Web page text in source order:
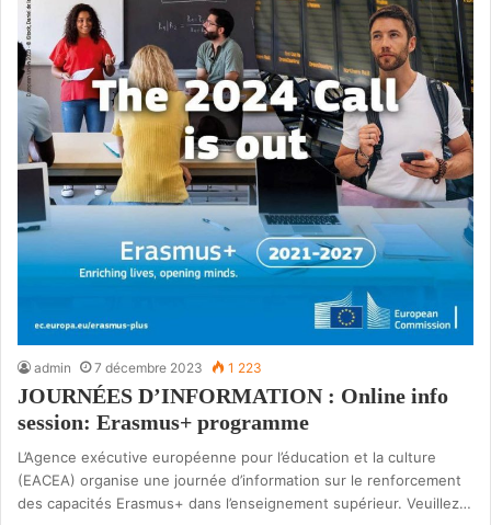
admin 7 décembre 2023 1 223
JOURNÉES D’INFORMATION : Online info
session: Erasmus+ programme
L’Agence exécutive européenne pour l’éducation et la culture
(EACEA) organise une journée d’information sur le renforcement
des capacités Erasmus+ dans l’enseignement supérieur. Veuillez…